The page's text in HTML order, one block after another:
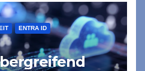
ENTRA ID